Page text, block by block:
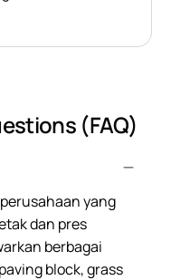
(FAQ)
yang
dan pres
berbagai
block, grass